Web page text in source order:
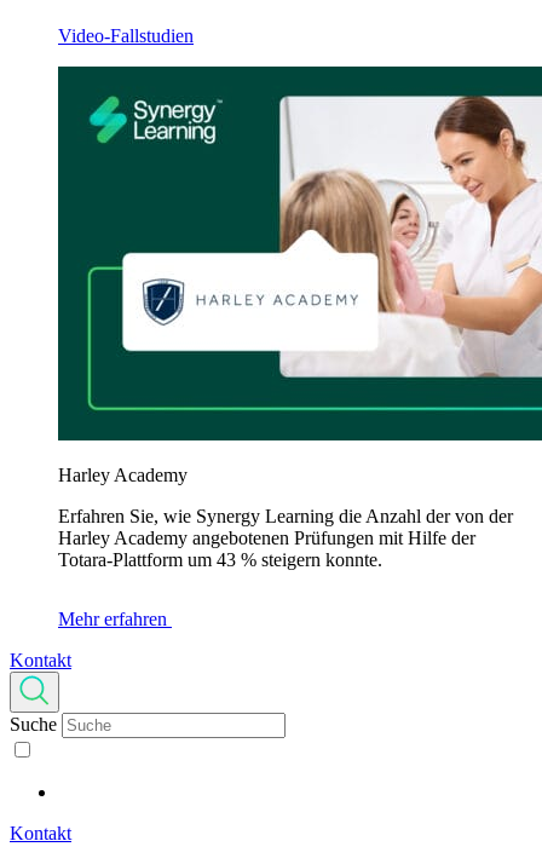
Video-Fallstudien
Harley Academy
Erfahren Sie, wie Synergy Learning die Anzahl der von der
Harley Academy angebotenen Prüfungen mit Hilfe der
Totara-Plattform um 43 % steigern konnte.
Mehr erfahren
Kontakt
Suche
Kontakt